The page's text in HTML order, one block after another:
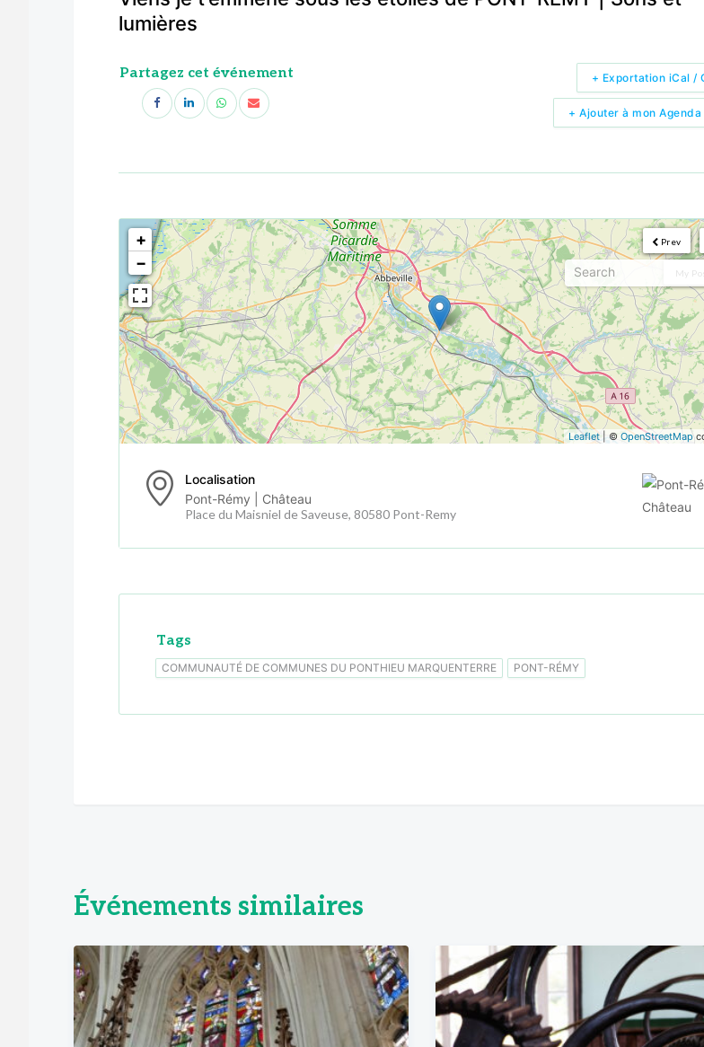
lumières
Partagez cet événement
+ Ajouter à mon Agenda
+ Exportation iCal /
Prev
My
<!---->
+
−
Leaflet| © OpenStreetMap
Localisation
Pont-Rémy | Château
Place du Maisniel de Saveuse, 80580 Pont-Remy
Tags
COMMUNAUTÉ DE COMMUNES DU PONTHIEU MARQUENTERRE PONT-RÉMY
Événements similaires